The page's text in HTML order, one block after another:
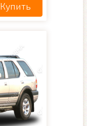
Купить